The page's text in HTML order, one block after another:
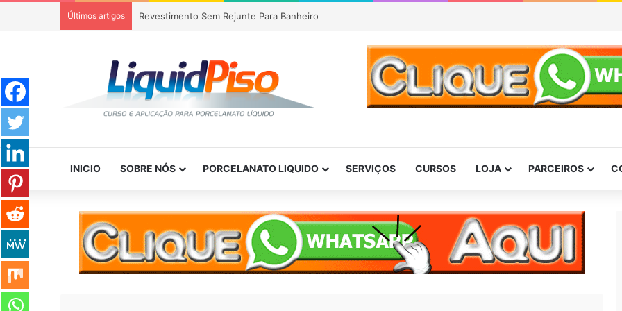
Últimos artigos Revestimento Sem Rejunte Para Banheiro
INICIO SOBRE NÓS PORCELANATO LIQUIDO SERVIÇOS CURSOS LOJA PARCEIROS